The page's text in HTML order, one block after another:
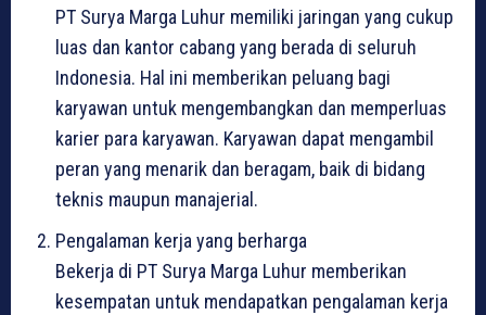
PT Surya Marga Luhur memiliki jaringan yang cukup
luas dan kantor cabang yang berada di seluruh
Indonesia. Hal ini memberikan peluang bagi
karyawan untuk mengembangkan dan memperluas
karier para karyawan. Karyawan dapat mengambil
peran yang menarik dan beragam, baik di bidang
teknis maupun manajerial.
Pengalaman kerja yang berharga
Bekerja di PT Surya Marga Luhur memberikan
kesempatan untuk mendapatkan pengalaman kerja